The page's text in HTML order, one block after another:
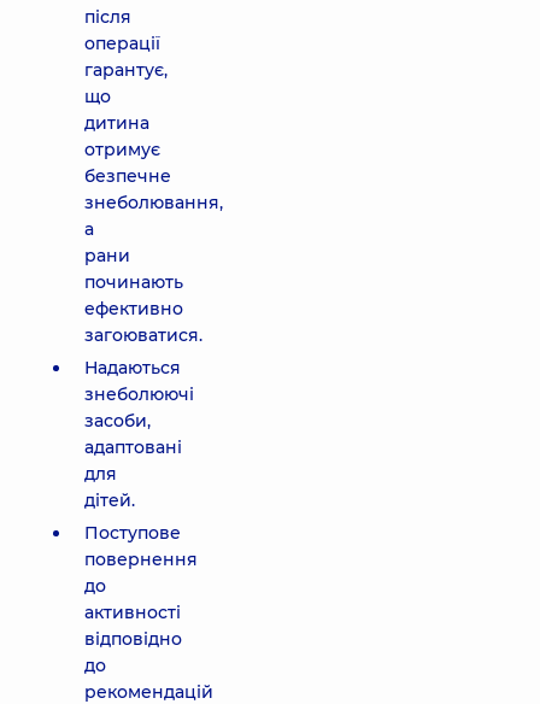
після
операції
гарантує,
що
дитина
отримує
безпечне
знеболювання,
а
рани
починають
ефективно
загоюватися.
Надаються
знеболюючі
засоби,
адаптовані
для
дітей.
Поступове
повернення
до
активності
відповідно
до
рекомендацій